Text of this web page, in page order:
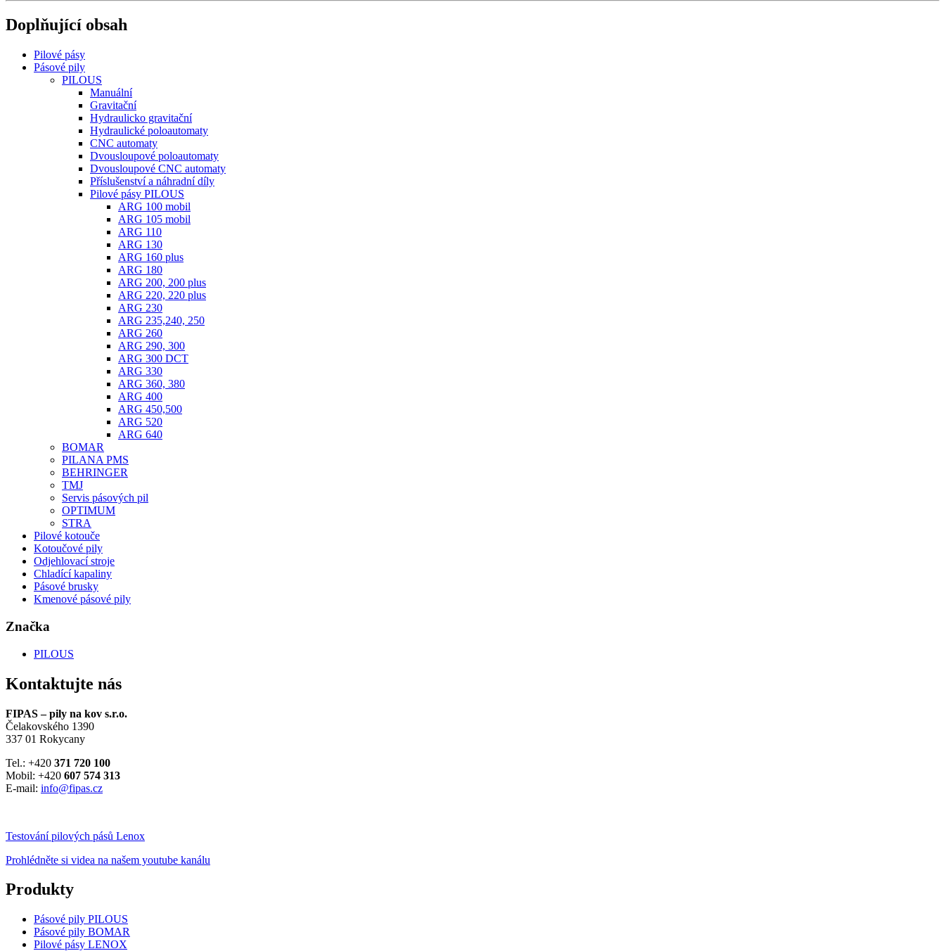
Doplňující obsah
Pilové pásy
Pásové pily
PILOUS
Manuální
Gravitační
Hydraulicko gravitační
Hydraulické poloautomaty
CNC automaty
Dvousloupové poloautomaty
Dvousloupové CNC automaty
Příslušenství a náhradní díly
Pilové pásy PILOUS
ARG 100 mobil
ARG 105 mobil
ARG 110
ARG 130
ARG 160 plus
ARG 180
ARG 200, 200 plus
ARG 220, 220 plus
ARG 230
ARG 235,240, 250
ARG 260
ARG 290, 300
ARG 300 DCT
ARG 330
ARG 360, 380
ARG 400
ARG 450,500
ARG 520
ARG 640
BOMAR
PILANA PMS
BEHRINGER
TMJ
Servis pásových pil
OPTIMUM
STRA
Pilové kotouče
Kotoučové pily
Odjehlovací stroje
Chladící kapaliny
Pásové brusky
Kmenové pásové pily
Značka
PILOUS
Kontaktujte nás
FIPAS – pily na kov s.r.o.
Čelakovského 1390
337 01 Rokycany
Tel.: +420 371 720 100
Mobil: +420 607 574 313
E-mail: info@fipas.cz
Testování pilových pásů Lenox
Prohlédněte si videa na našem youtube kanálu
Produkty
Pásové pily PILOUS
Pásové pily BOMAR
Pilové pásy LENOX